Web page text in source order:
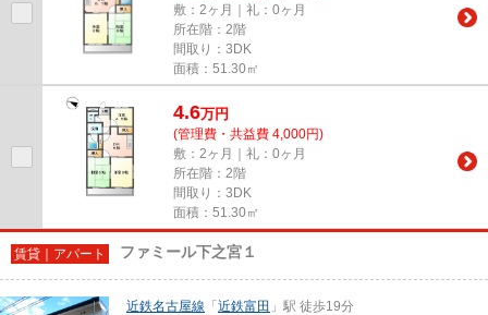
敷：2ヶ月｜礼：0ヶ月
所在階：2階
間取り：3DK
面積：51.30㎡
4.6万円
(管理費・共益費 4,000円)
敷：2ヶ月｜礼：0ヶ月
所在階：2階
間取り：3DK
面積：51.30㎡
賃貸｜アパート ファミール下之宮１
近鉄名古屋線 「 近鉄富田 」駅 徒歩19分